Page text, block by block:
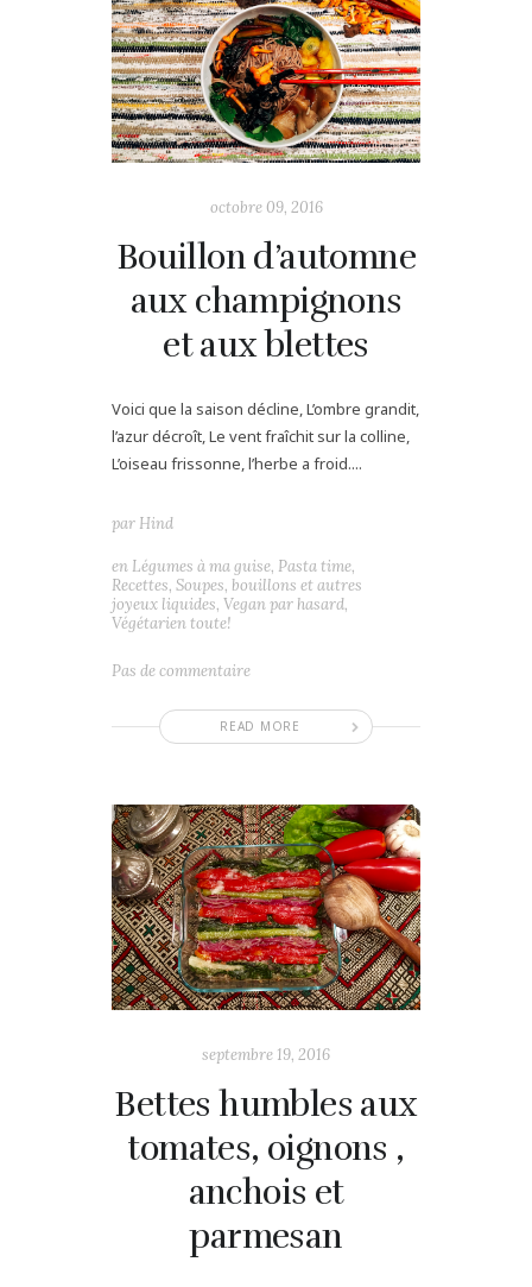
octobre 09, 2016
Bouillon d’automne
aux champignons
et aux blettes
Voici que la saison décline, L’ombre grandit,
l’azur décroît, Le vent fraîchit sur la colline,
L’oiseau frissonne, l’herbe a froid....
READ MORE
par Hind
en Légumes à ma guise, Pasta time,
Recettes, Soupes, bouillons et autres
joyeux liquides, Vegan par hasard,
Végétarien toute!
Pas de commentaire
septembre 19, 2016
Bettes humbles aux
tomates, oignons ,
anchois et
parmesan